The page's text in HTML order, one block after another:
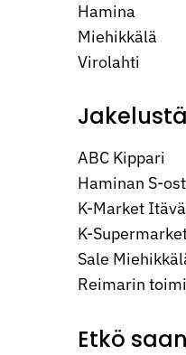
Hamina
Miehikkälä
Virolahti
ABC Kippari
Haminan S-
K-Market
K-
Sale
Reimarin
Etkö